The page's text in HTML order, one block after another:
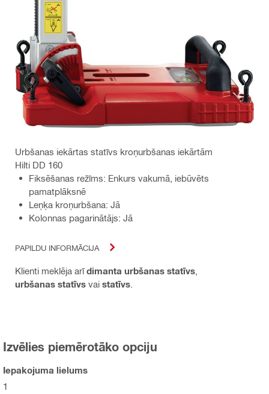
Urbšanas iekārtas statīvs kroņurbšanas iekārtām
Hilti DD 160
Fiksēšanas režīms: Enkurs vakumā, iebūvēts
pamatplāksnē
Leņķa kroņurbšana: Jā
Kolonnas pagarinātājs: Jā
PAPILDU INFORMĀCIJA
Klienti meklēja arīdimanta urbšanas statīvs
urbšanas statīvs vai statīvs
Izvēlies piemērotāko opciju
Iepakojuma lielums
1